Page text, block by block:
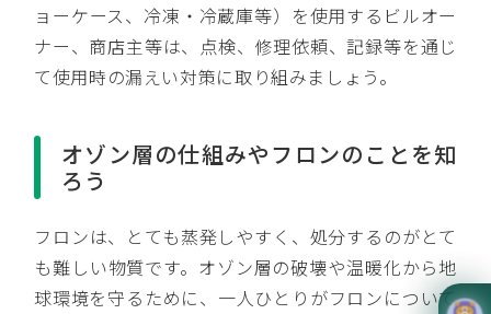
ョーケース、冷凍・冷蔵庫等）を使用するビルオー
ナー、商店主等は、点検、修理依頼、記録等を通じ
て使用時の漏えい対策に取り組みましょう。
オゾン層の仕組みやフロンのことを知
ろう
フロンは、とても蒸発しやすく、処分するのがとて
も難しい物質です。オゾン層の破壊や温暖化から地
球環境を守るために、一人ひとりがフロンについて